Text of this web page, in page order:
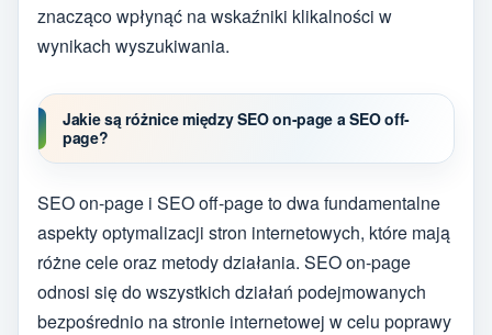
znacząco wpłynąć na wskaźniki klikalności w
wynikach wyszukiwania.
Jakie są różnice między SEO on-page a SEO off-
page?
SEO on-page i SEO off-page to dwa fundamentalne
aspekty optymalizacji stron internetowych, które mają
różne cele oraz metody działania. SEO on-page
odnosi się do wszystkich działań podejmowanych
bezpośrednio na stronie internetowej w celu poprawy